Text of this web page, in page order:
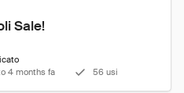
Sale!
4 months fa
56 usi